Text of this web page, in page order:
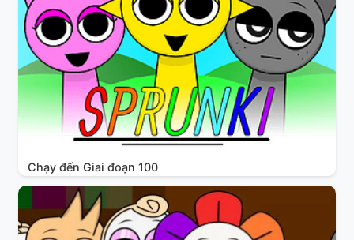
Chạy đến Giai đoạn 100